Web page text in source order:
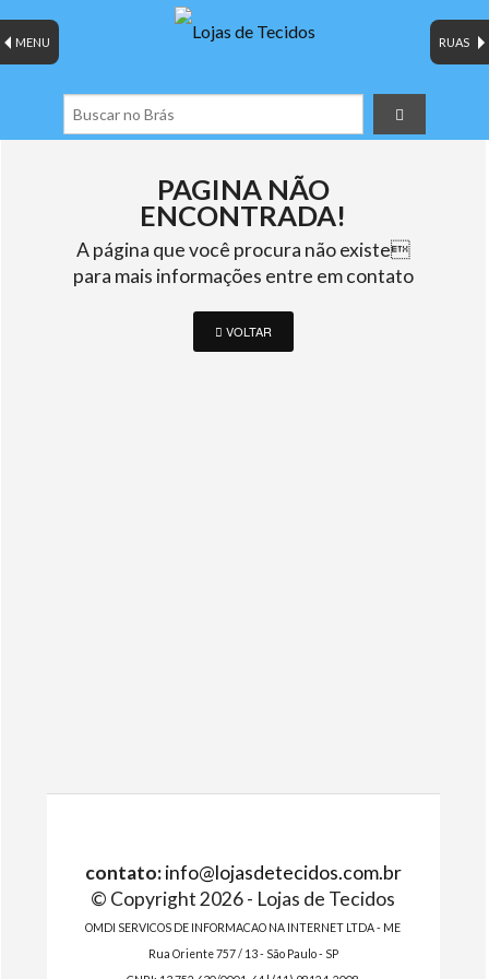
RUAS
MENU
PAGINA NÃO
ENCONTRADA!
A página que você procura não existe
para mais informações entre em contato
VOLTAR
contato: info@lojasdetecidos.com.br
© Copyright 2026 - Lojas de Tecidos
OMDI SERVICOS DE INFORMACAO NA INTERNET LTDA - ME
Rua Oriente 757 / 13 - São Paulo - SP